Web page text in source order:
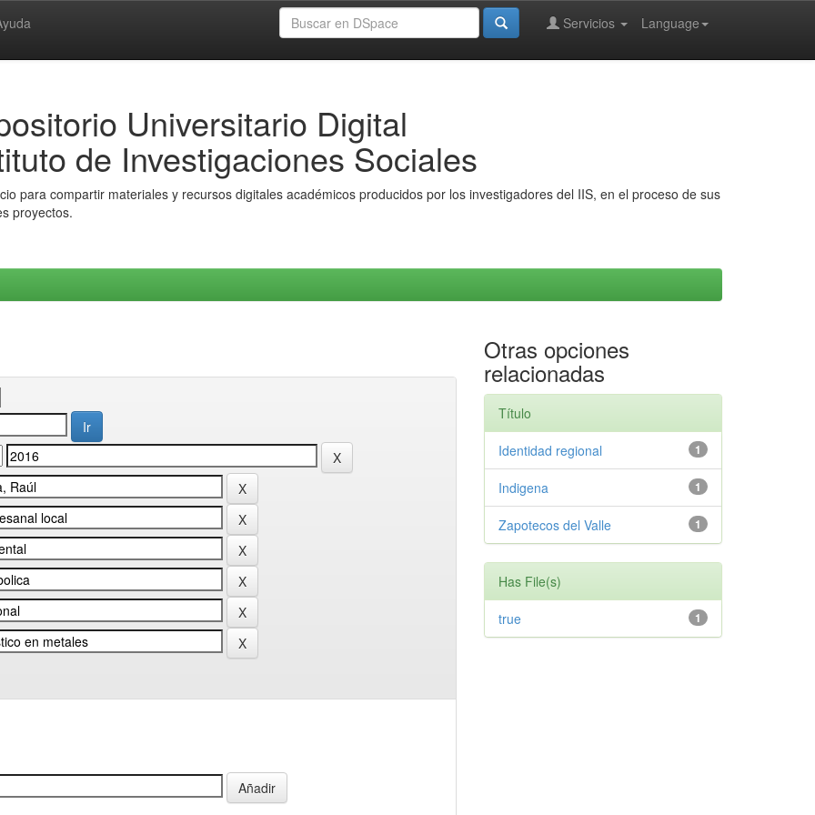
Language
Servicios
Universitario Digital
de Investigaciones Sociales
para compartir materiales y recursos digitales académicos producidos por los investigadores del IIS, en el proceso de sus
proyectos.
Otras opciones
relacionadas
Título
1
Identidad regional
1
Indigena
1
Zapotecos del Valle
Has File(s)
1
true